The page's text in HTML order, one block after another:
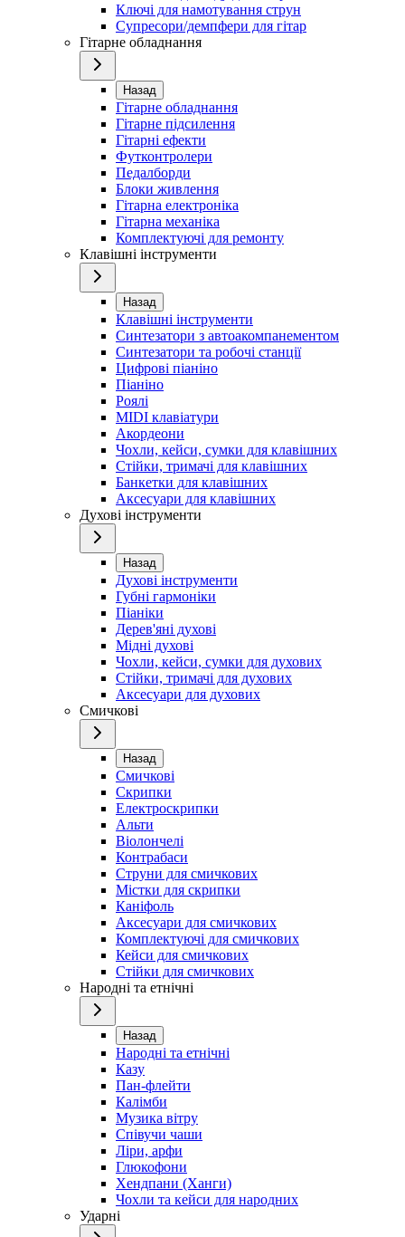
Ключі для намотування струн
Супресори/демпфери для гітар
Гітарне обладнання
Назад
Гітарне обладнання
Гітарне підсилення
Гітарні ефекти
Футконтролери
Педалборди
Блоки живлення
Гітарна електроніка
Гітарна механіка
Комплектуючі для ремонту
Клавішні інструменти
Назад
Клавішні інструменти
Синтезатори з автоакомпанементом
Синтезатори та робочі станції
Цифрові піаніно
Піаніно
Роялі
MIDI клавіатури
Акордеони
Чохли, кейси, сумки для клавішних
Стійки, тримачі для клавішних
Банкетки для клавішних
Аксесуари для клавішних
Духові інструменти
Назад
Духові інструменти
Губні гармоніки
Піаніки
Дерев'яні духові
Мідні духові
Чохли, кейси, сумки для духових
Стійки, тримачі для духових
Аксесуари для духових
Смичкові
Назад
Смичкові
Скрипки
Електроскрипки
Альти
Віолончелі
Контрабаси
Струни для смичкових
Містки для скрипки
Каніфоль
Аксесуари для смичкових
Комплектуючі для смичкових
Кейси для смичкових
Стійки для смичкових
Народні та етнічні
Назад
Народні та етнічні
Казу
Пан-флейти
Калімби
Музика вітру
Співучи чаши
Ліри, арфи
Глюкофони
Хендпани (Ханги)
Чохли та кейси для народних
Ударні